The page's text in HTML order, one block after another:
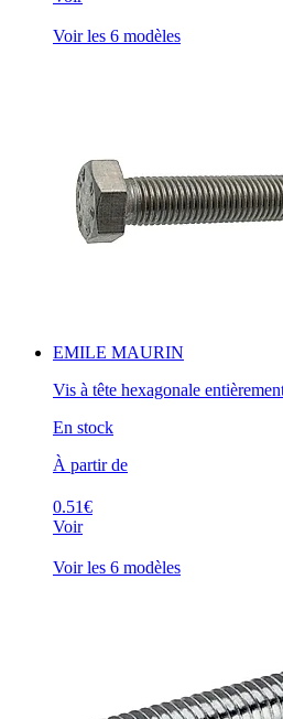
Voir les 6 modèles
EMILE MAURIN
Vis à tête hexagonale
En stock
À partir de
0.51€
Voir
Voir les 6 modèles